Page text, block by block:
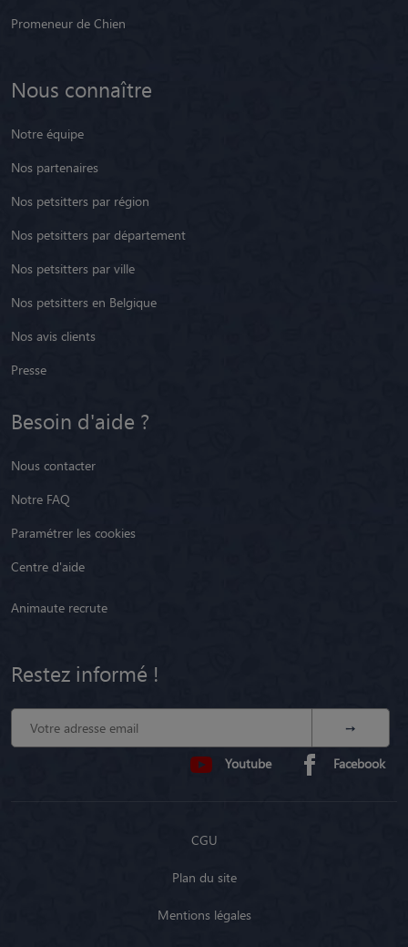
Promeneur de Chien
Nous connaître
Notre équipe
Nos partenaires
Nos petsitters par région
Nos petsitters par département
Nos petsitters par ville
Nos petsitters en Belgique
Nos avis clients
Presse
Besoin d'aide ?
Nous contacter
Notre FAQ
Paramétrer les cookies
Centre d'aide
Animaute recrute
Restez informé !
Youtube Facebook
CGU
Plan du site
Mentions légales